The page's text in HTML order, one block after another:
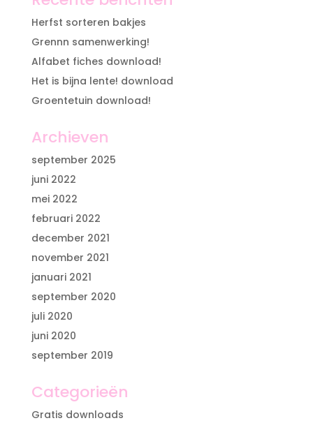
Herfst sorteren bakjes
Grennn samenwerking!
Alfabet fiches download!
Het is bijna lente! download
Groentetuin download!
Archieven
september 2025
juni 2022
mei 2022
februari 2022
december 2021
november 2021
januari 2021
september 2020
juli 2020
juni 2020
september 2019
Categorieën
Gratis downloads